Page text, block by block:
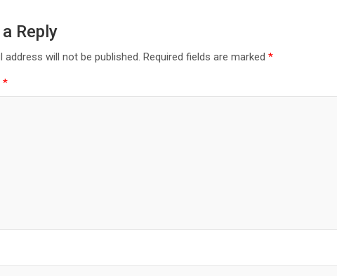
Reply
address will not be published. Required fields are marked*
*